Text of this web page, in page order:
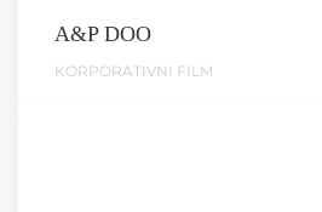
A&P DOO
KORPORATIVNI FILM